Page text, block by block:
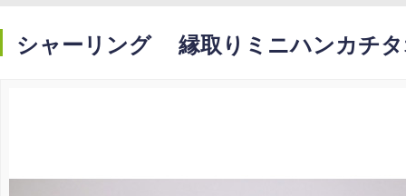
シャーリング 縁取りミニハンカチ